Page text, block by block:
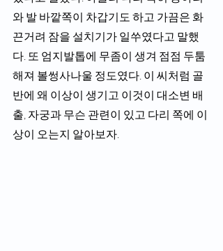
와 발 바깥쪽이 차갑기도 하고 가끔은 화
끈거려 잠을 설치기가 일쑤였다고 말했
다. 또 엄지발톱에 무좀이 생겨 점점 두툼
해져 볼썽사나울 정도였다. 이 씨처럼 골
반에 왜 이상이 생기고 이것이 대소변 배
출, 자궁과 무슨 관련이 있고 다리 쪽에 이
상이 오는지 알아보자.